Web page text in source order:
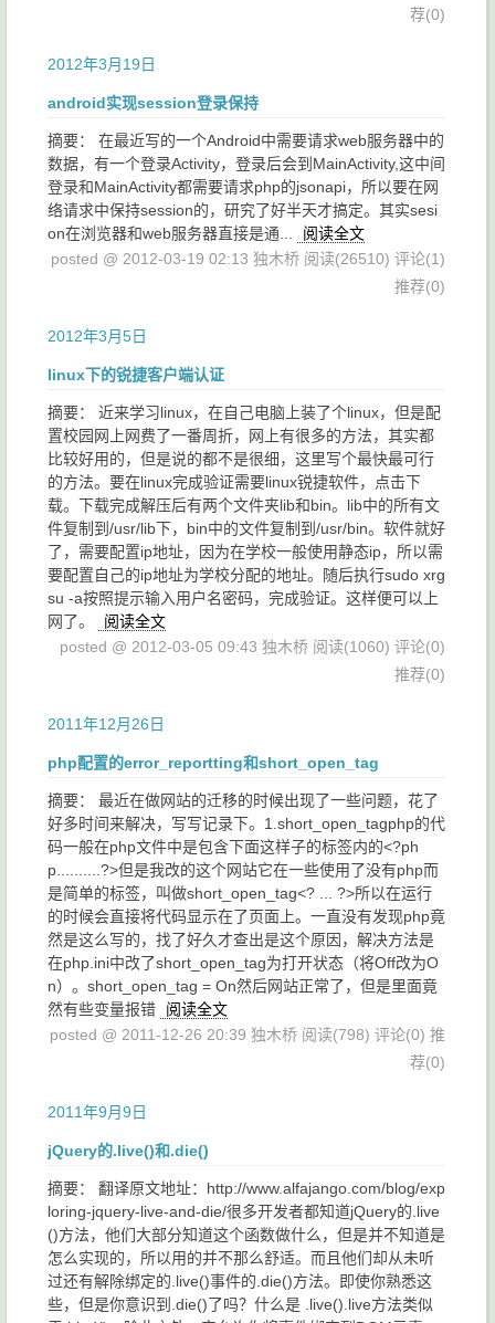
荐(0)
2012年3月19日
android实现session登录保持
摘要： 在最近写的一个Android中需要请求web服务器中的
数据，有一个登录Activity，登录后会到MainActivity,这中间
登录和MainActivity都需要请求php的jsonapi，所以要在网
络请求中保持session的，研究了好半天才搞定。其实sesi
on在浏览器和web服务器直接是通...
阅读全文
posted @ 2012-03-19 02:13 独木桥 阅读(26510) 评论(1)
推荐(0)
2012年3月5日
linux下的锐捷客户端认证
摘要： 近来学习linux，在自己电脑上装了个linux，但是配
置校园网上网费了一番周折，网上有很多的方法，其实都
比较好用的，但是说的都不是很细，这里写个最快最可行
的方法。要在linux完成验证需要linux锐捷软件，点击下
载。下载完成解压后有两个文件夹lib和bin。lib中的所有文
件复制到/usr/lib下，bin中的文件复制到/usr/bin。软件就好
了，需要配置ip地址，因为在学校一般使用静态ip，所以需
要配置自己的ip地址为学校分配的地址。随后执行sudo xrg
su -a按照提示输入用户名密码，完成验证。这样便可以上
网了。
阅读全文
posted @ 2012-03-05 09:43 独木桥 阅读(1060) 评论(0)
推荐(0)
2011年12月26日
php配置的error_reportting和short_open_tag
摘要： 最近在做网站的迁移的时候出现了一些问题，花了
好多时间来解决，写写记录下。1.short_open_tagphp的代
码一般在php文件中是包含下面这样子的标签内的<?ph
p..........?>但是我改的这个网站它在一些使用了没有php而
是简单的标签，叫做short_open_tag<? ... ?>所以在运行
的时候会直接将代码显示在了页面上。一直没有发现php竟
然是这么写的，找了好久才查出是这个原因，解决方法是
在php.ini中改了short_open_tag为打开状态（将Off改为O
n）。short_open_tag = On然后网站正常了，但是里面竟
然有些变量报错
阅读全文
posted @ 2011-12-26 20:39 独木桥 阅读(798) 评论(0) 推
荐(0)
2011年9月9日
jQuery的.live()和.die()
摘要： 翻译原文地址：http://www.alfajango.com/blog/exp
loring-jquery-live-and-die/很多开发者都知道jQuery的.live
()方法，他们大部分知道这个函数做什么，但是并不知道是
怎么实现的，所以用的并不那么舒适。而且他们却从未听
过还有解除绑定的.live()事件的.die()方法。即使你熟悉这
些，但是你意识到.die()了吗？什么是 .live().live方法类似